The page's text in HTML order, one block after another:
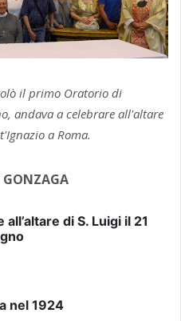
il primo Oratorio di
andava a celebrare all'altare
a Roma.
di S. Luigi il 21
nel 1924